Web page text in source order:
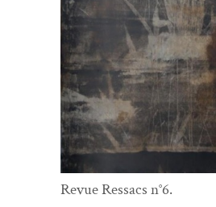
Revue Ressacs n°6.